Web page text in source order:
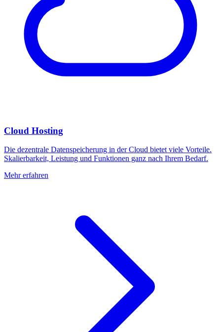
Cloud Hosting
Die dezentrale Datenspeicherung in der Cloud bietet viele Vorteile.
Skalierbarkeit, Leistung und Funktionen ganz nach Ihrem Bedarf.
Mehr erfahren